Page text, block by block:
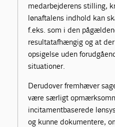
medarbejderens stilling,
lønaftalens indhold kan
f.eks. som i den
resultatafhængig og at
opsigelse uden
situationer.
Derudover fremhæver
være særligt
incitamentbaserede
og kunne dokumentere,